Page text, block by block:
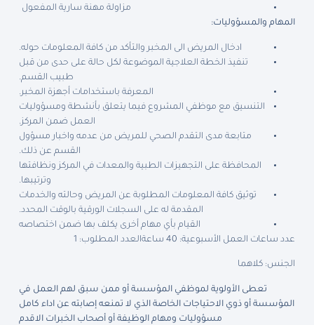
مزاولة مهنة سارية المفعول
المهام والمسؤوليات:
ادخال المريض الى المخبر والتأكد من كافة المعلومات حوله.
تنفيذ الخطة العلاجية الموضوعة لكل حالة على حدى من قبل
طبيب القسم.
المعرفة باستخدامات أجهزة المخبر.
التنسيق مع موظفي المشروع فيما يتعلق بأنشطة ومسؤوليات
العمل ضمن المركز.
متابعة مدى التقدم الصحي للمريض من عدمه واخبار مسؤول
القسم عن ذلك.
المحافظة على التجهيزات الطبية والمعدات في المركز ونظافتها
وترتيبها.
توثيق كافة المعلومات المطلوبة عن المريض وحالته والخدمات
المقدمة له على السجلات الورقية بالوقت المحدد.
القيام بأي مهام أخرى يكلف بها ضمن اختصاصه
عدد ساعات العمل الأسبوعية: 40 ساعة
العدد المطلوب: 1
الجنس: كلاهما
تعطى الأولوية لموظفي المؤسسة أو ممن سبق لهم العمل في
المؤسسة أو ذوي الاحتياجات الخاصة الذي لا تمنعه إصابته عن اداء كامل
مسؤوليات ومهام الوظيفة أو أصحاب الخبرات الاقدم